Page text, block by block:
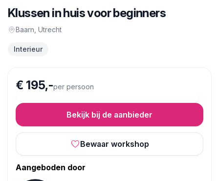
Klussen in huis voor beginners
Baarn , Utrecht
Interieur
€ 195,-per persoon
Bekijk bij de aanbieder
Bewaar workshop
Aangeboden door